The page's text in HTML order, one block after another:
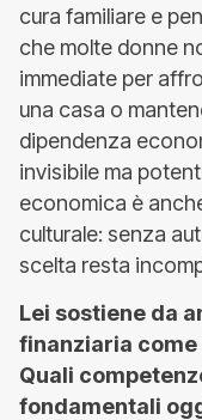
cura familiare e
che molte donne
immediate per
una casa o
dipendenza
invisibile ma
economica è
culturale: senza
scelta resta
Lei sostiene da
finanziaria
Quali
fondamentali